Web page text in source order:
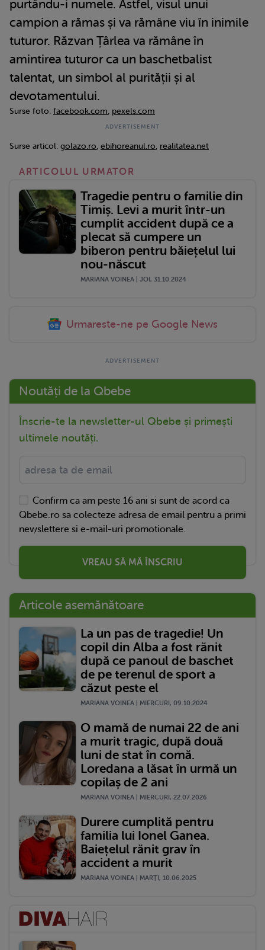
purtându-i numele. Astfel, visul unui
campion a rămas și va rămâne viu în inimile
tuturor. Răzvan Țârlea va rămâne în
amintirea tuturor ca un baschetbalist
talentat, un simbol al purității și al
devotamentului.
Surse foto: facebook.com pexels.com
Surse articol: golazo.ro ebihoreanul.ro realitatea.net
ARTICOLUL URMATOR
Tragedie pentru o familie din
Timiș. Levi a murit într-un
cumplit accident după ce a
plecat să cumpere un
biberon pentru băiețelul lui
nou-născut
MARIANA VOINEA | JOI, 31.10.2024
Urmareste-ne pe Google News
Noutăți de la Qbebe
Înscrie-te la newsletter-ul Qbebe și primești
ultimele noutăți.
Confirm ca am peste 16 ani si sunt de acord ca
Qbebe.ro sa colecteze adresa de email pentru a primi
newslettere si e-mail-uri promotionale.
VREAU SĂ MĂ ÎNSCRIU
Articole asemănătoare
La un pas de tragedie! Un
copil din Alba a fost rănit
după ce panoul de baschet
de pe terenul de sport a
căzut peste el
MARIANA VOINEA | MIERCURI, 09.10.2024
O mamă de numai 22 de ani
a murit tragic, după două
luni de stat în comă.
Loredana a lăsat în urmă un
copilaș de 2 ani
MARIANA VOINEA | MIERCURI, 22.07.2026
Durere cumplită pentru
familia lui Ionel Ganea.
Baiețelul rănit grav în
accident a murit
MARIANA VOINEA | MARŢI, 10.06.2025